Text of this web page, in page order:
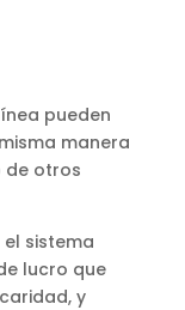
pueden
manera
de otros
sistema
lucro que
y